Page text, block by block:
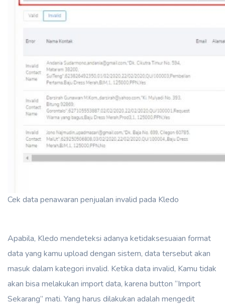
Cek data penawaran penjualan invalid pada Kledo
Apabila, Kledo mendeteksi adanya ketidaksesuaian format
data yang kamu upload dengan sistem, data tersebut akan
masuk dalam kategori invalid. Ketika data invalid, Kamu tidak
akan bisa melakukan import data, karena button “Import
Sekarang” mati. Yang harus dilakukan adalah mengedit